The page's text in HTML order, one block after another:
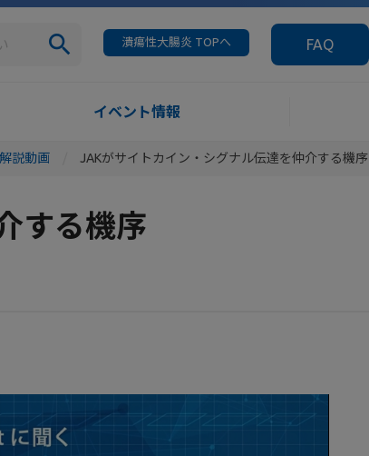
潰瘍性大腸炎 TOPへ FAQ
イベント情報
説動画 JAKがサイトカイン・シグナル伝達を仲介する機序
する機序